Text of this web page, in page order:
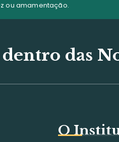
ou amamentação.
das
O